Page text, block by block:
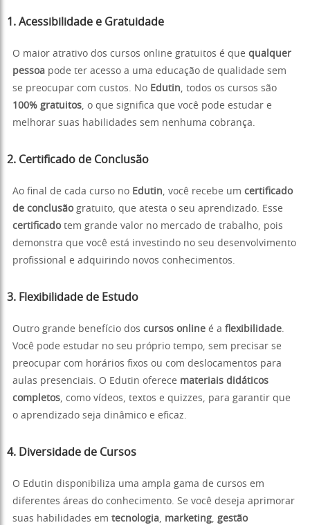
1. Acessibilidade e Gratuidade
O maior atrativo dos cursos online gratuitos é que qualquer
pessoa pode ter acesso a uma educação de qualidade sem
se preocupar com custos. No Edutin, todos os cursos são
100% gratuitos, o que significa que você pode estudar e
melhorar suas habilidades sem nenhuma cobrança.
2. Certificado de Conclusão
Ao final de cada curso no Edutin, você recebe um certificado
de conclusãogratuito, que atesta o seu aprendizado. Esse
certificadotem grande valor no mercado de trabalho, pois
demonstra que você está investindo no seu desenvolvimento
profissional e adquirindo novos conhecimentos.
3. Flexibilidade de Estudo
Outro grande benefício dos cursos online é a flexibilidade.
Você pode estudar no seu próprio tempo, sem precisar se
preocupar com horários fixos ou com deslocamentos para
aulas presenciais. O Edutin oferece materiais didáticos
completos, como vídeos, textos e quizzes, para garantir que
o aprendizado seja dinâmico e eficaz.
4. Diversidade de Cursos
O Edutin disponibiliza uma ampla gama de cursos em
diferentes áreas do conhecimento. Se você deseja aprimorar
suas habilidades em tecnologia, marketing, gestão